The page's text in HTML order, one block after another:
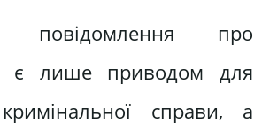
про
є лише приводом для
справи, а